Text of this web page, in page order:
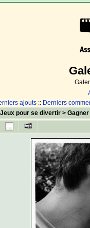
ajouts :: Derniers
Jeux pour se divertir>